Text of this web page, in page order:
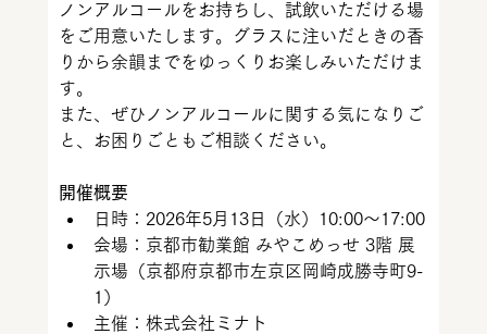
ノンアルコールをお持ちし、試飲いただける場
をご用意いたします。グラスに注いだときの香
りから余韻までをゆっくりお楽しみいただけま
す。
また、ぜひノンアルコールに関する気になりご
と、お困りごともご相談ください。
開催概要
日時：2026年5月13日（水）10:00〜17:00
会場：京都市勧業館 みやこめっせ 3階 展
示場（京都府京都市左京区岡崎成勝寺町9-
1）
主催：株式会社ミナト